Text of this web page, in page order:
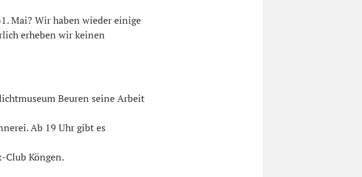
Mai? Wir haben wieder einige
erheben wir keinen
Beuren seine Arbeit
Ab 19 Uhr gibt es
Club Köngen.